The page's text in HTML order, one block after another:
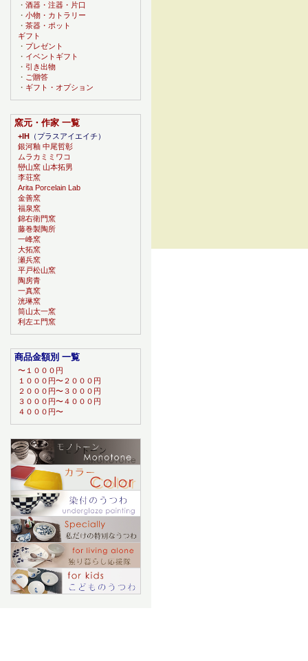
・ 酒器・注器・片口
・ 小物・カトラリー
・ 茶器・ポット
ギフト
・ プレゼント
・ イベントギフト
・ 引き出物
・ ご贈答
・ ギフト・オプション
窯元・作家 一覧
+IH
（プラスアイエイチ）
銀河釉 中尾哲彰
ムラカミミワコ
巒山窯 山本拓男
李荘窯
Arita Porcelain Lab
金善窯
福泉窯
錦右衛門窯
藤巻製陶所
一峰窯
大拓窯
瀬兵窯
平戸松山窯
陶房青
一真窯
洸琳窯
筒山太一窯
利左エ門窯
商品金額別 一覧
〜１０００円
１０００円〜２０００円
２０００円〜３０００円
３０００円〜４０００円
４０００円〜